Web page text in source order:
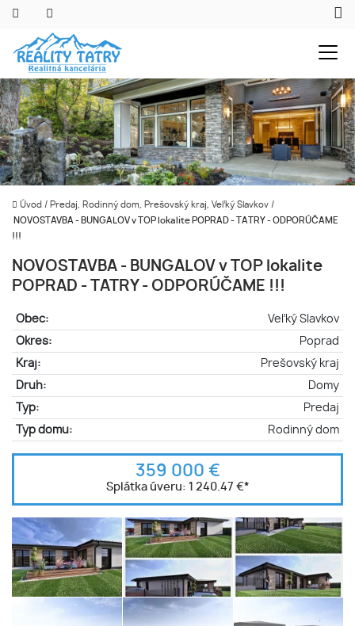
Úvod / Predaj, Rodinný dom, Prešovský kraj, Veľký Slavkov /
NOVOSTAVBA - BUNGALOV v TOP lokalite POPRAD - TATRY - ODPORÚČAME
!!!
NOVOSTAVBA - BUNGALOV v TOP lokalite
POPRAD - TATRY - ODPORÚČAME !!!
Obec:
Veľký Slavkov
Okres:
Poprad
Kraj:
Prešovský kraj
Druh:
Domy
Typ:
Predaj
Typ domu:
Rodinný dom
359 000 €
Splátka úveru: 1 240.47 €*